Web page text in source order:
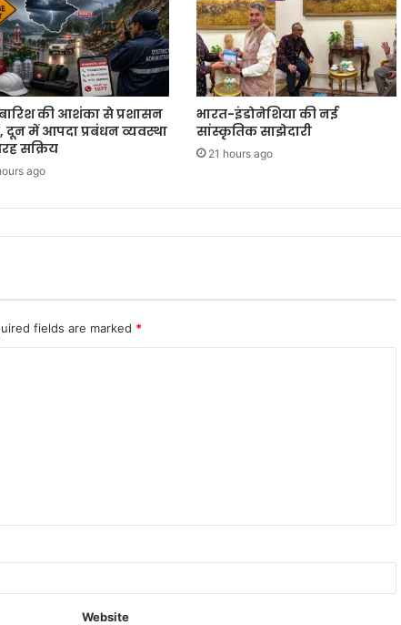
बारिश की आशंका से प्रशासन
दून में आपदा प्रबंधन व्यवस्था
सक्रिय
ago
भारत-इंडोनेशिया की नई
सांस्कृतिक साझेदारी
21 hours ago
fields are marked *
Website